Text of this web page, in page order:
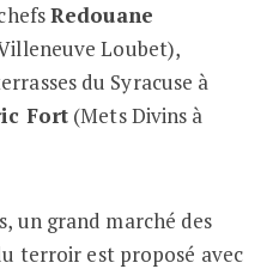
Redouane
Loubet),
du Syracuse à
Fort (Mets Divins à
un grand marché des
terroir est proposé avec